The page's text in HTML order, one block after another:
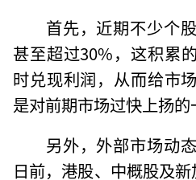
首先，近期不少个
甚至超过30%，这积累
时兑现利润，从而给市
是对前期市场过快上扬的
另外，外部市场动
日前，港股、中概股及